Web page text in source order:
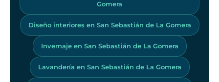
Gomera
Diseño interiores en San Sebastián de La Gomera
Invernaje en San Sebastián de La Gomera
Lavandería en San Sebastián de La Gomera